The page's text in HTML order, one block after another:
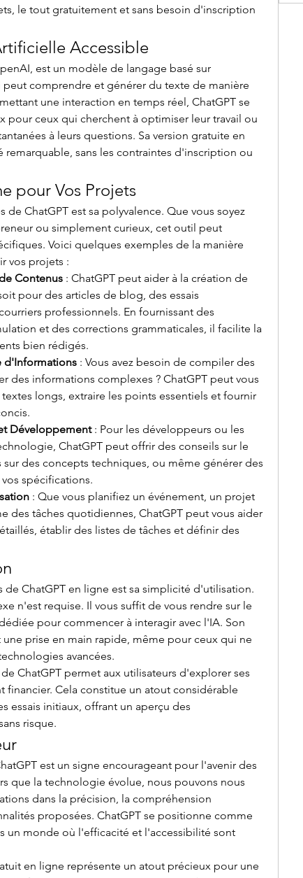
Accessible
est un modèle de langage basé sur
comprendre et générer du texte de manière
une interaction en temps réel, ChatGPT se
pour ceux qui cherchent à optimiser leur travail ou
à leurs questions. Sa version gratuite en
remarquable, sans les contraintes d'inscription ou
pour Vos Projets
de ChatGPT est sa polyvalence. Que vous soyez
ou simplement curieux, cet outil peut
Voici quelques exemples de la manière
vos projets :
Contenus : ChatGPT peut aider à la création de
pour des articles de blog, des essais
professionnels. En fournissant des
et des corrections grammaticales, il facilite la
bien rédigés.
d'Informations : Vous avez besoin de compiler des
des informations complexes ? ChatGPT peut vous
longs, extraire les points essentiels et fournir
Développement : Pour les développeurs ou les
ChatGPT peut offrir des conseils sur le
des concepts techniques, ou même générer des
spécifications.
: Que vous planifiez un événement, un projet
des tâches quotidiennes, ChatGPT peut vous aider
établir des listes de tâches et définir des
de ChatGPT en ligne est sa simplicité d'utilisation.
n'est requise. Il vous suffit de vous rendre sur le
pour commencer à interagir avec l'IA. Son
prise en main rapide, même pour ceux qui ne
avancées.
ChatGPT permet aux utilisateurs d'explorer ses
financier. Cela constitue un atout considérable
essais initiaux, offrant un aperçu des
risque.
est un signe encourageant pour l'avenir des
que la technologie évolue, nous pouvons nous
dans la précision, la compréhension
proposées. ChatGPT se positionne comme
un monde où l'efficacité et l'accessibilité sont
en ligne représente un atout précieux pour une